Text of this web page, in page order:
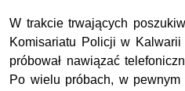
W trakcie trwających
Komisariatu Policji w Kalwarii
próbował nawiązać
Po wielu próbach, w pewnym